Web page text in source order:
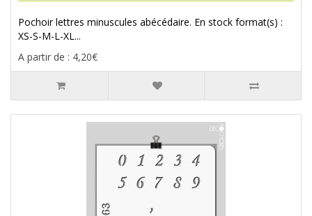
Pochoir lettres minuscules abécédaire. En stock format(s) :
XS-S-M-L-XL...
A partir de : 4,20€